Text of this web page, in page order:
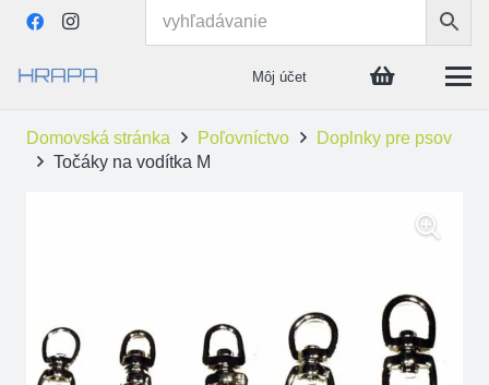
Môj účet
Domovská stránka Poľovníctvo
Doplnky pre psov
Točáky na vodítka M